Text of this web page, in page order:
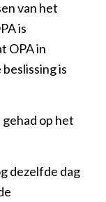
van het
is
OPA in
is
op het
dezelfde dag